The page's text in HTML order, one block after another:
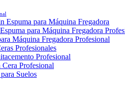
Espuma para Máquina Fregadora
para Máquina Fregadora
Máquina Fregadora Profesional
Profesionales
Profesional
Cera Profesional
Suelos